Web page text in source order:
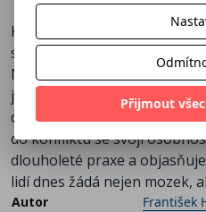
Kniha poutavým a citlivým
svědomí, důvěry, hodnot a
Naleznete zde spoustu
jak se jako manažer
dilematy, jak pracovat se
do konfliktu se svojí
dlouholeté praxe a
lidí dnes žádá nejen mozek,
Autor
František
Přijmout